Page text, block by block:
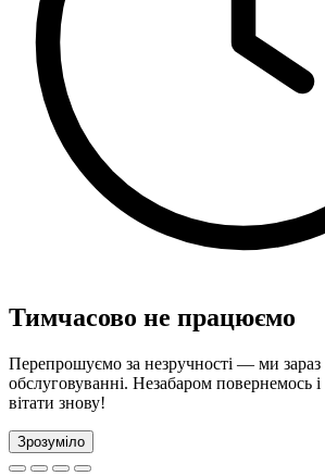
Тимчасово не працюємо
Перепрошуємо за незручності — ми зараз
обслуговуванні. Незабаром повернемось і
вітати знову!
Зрозуміло